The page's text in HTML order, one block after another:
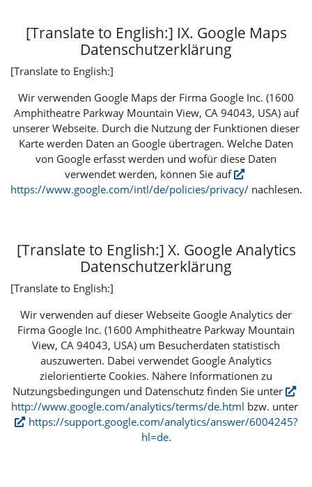
[Translate to English:] IX. Google Maps
Datenschutzerklärung
[Translate to English:]
Wir verwenden Google Maps der Firma Google Inc. (1600
Amphitheatre Parkway Mountain View, CA 94043, USA) auf
unserer Webseite. Durch die Nutzung der Funktionen dieser
Karte werden Daten an Google übertragen. Welche Daten
von Google erfasst werden und wofür diese Daten
verwendet werden, können Sie auf
https://www.google.com/intl/de/policies/privacy/ nachlesen.
[Translate to English:] X. Google Analytics
Datenschutzerklärung
[Translate to English:]
Wir verwenden auf dieser Webseite Google Analytics der
Firma Google Inc. (1600 Amphitheatre Parkway Mountain
View, CA 94043, USA) um Besucherdaten statistisch
auszuwerten. Dabei verwendet Google Analytics
zielorientierte Cookies. Nähere Informationen zu
Nutzungsbedingungen und Datenschutz finden Sie unter
http://www.google.com/analytics/terms/de.html bzw. unter
https://support.google.com/analytics/answer/6004245?
hl=de.